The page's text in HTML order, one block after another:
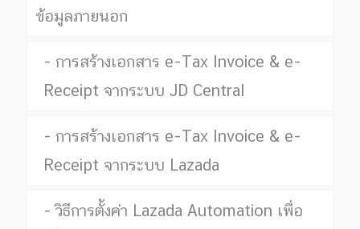
ข้อมูลภายนอก
การสร้างเอกสาร e-Tax Invoice & e-
Receipt จากระบบ JD Central
การสร้างเอกสาร e-Tax Invoice & e-
Receipt จากระบบ Lazada
วิธีการตั้งค่า Lazada Automation เพื่อ